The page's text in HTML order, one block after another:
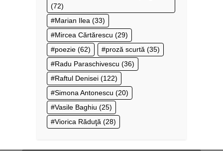
(72)
Marian Ilea (33)
Mircea Cărtărescu (29)
poezie (62) proză scurtă (35)
Radu Paraschivescu (36)
Raftul Denisei (122)
Simona Antonescu (20)
Vasile Baghiu (25)
Viorica Răduţă (28)